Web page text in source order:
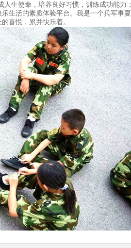
生使命，培养良好习惯，训练成功能
生活的素质体验平台。我是一个兵军
喜悦，累并快乐着。